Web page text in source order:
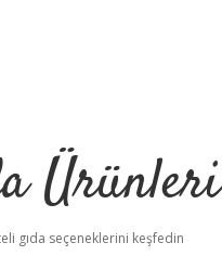
Ürünleri
gıda seçeneklerini keşfedin